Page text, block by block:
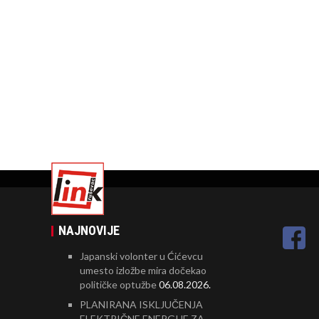
NAJNOVIJE
Japanski volonter u Ćićevcu
umesto izložbe mira dočekao
političke optužbe06.08.2026.
PLANIRANA ISKLJUČENJA